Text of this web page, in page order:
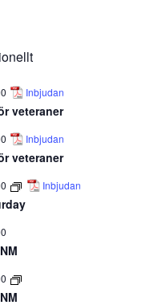
Inbjudan
veteraner
Inbjudan
veteraner
Inbjudan